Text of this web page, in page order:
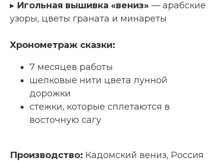
▸ Игольная вышивка «вениз» — арабские
узоры, цветы граната и минареты
Хронометраж сказки:
7 месяцев работы
шелковые нити цвета лунной
дорожки
стежки, которые сплетаются в
восточную сагу
Производство: Кадомский вениз, Россия